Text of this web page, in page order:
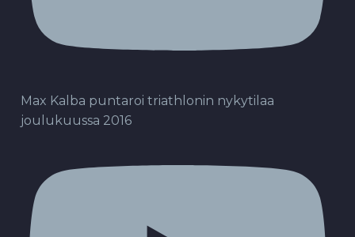
Max Kalba puntaroi triathlonin nykytilaa
joulukuussa 2016